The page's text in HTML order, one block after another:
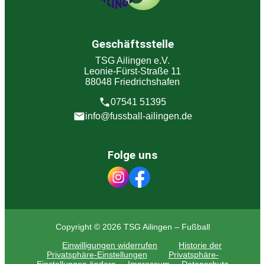
Geschäftsstelle
TSG Ailingen e.V.
Leonie-Fürst-Straße 11
88048 Friedrichshafen
07541 51395
info@fussball-ailingen.de
Folge uns
Copyright © 2026 TSG Ailingen – Fußball
Einwilligungen widerrufen
Historie der
Privatsphäre-Einstellungen
Privatsphäre-